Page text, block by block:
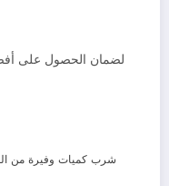
لضمان الحصول على